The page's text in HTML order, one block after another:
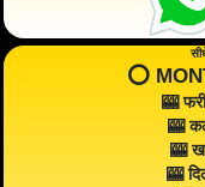
⭕️
🎰
🎰
🎰
🎰